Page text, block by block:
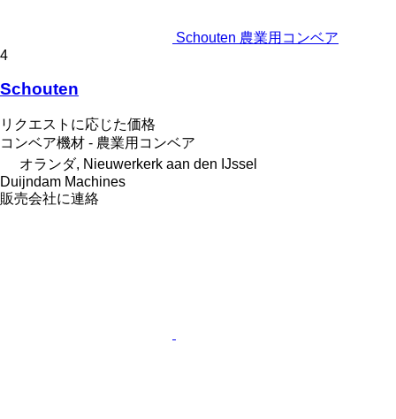
Schouten 農業用コンベア
4
Schouten
リクエストに応じた価格
コンベア機材 - 農業用コンベア
オランダ, Nieuwerkerk aan den IJssel
Duijndam Machines
販売会社に連絡